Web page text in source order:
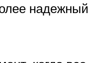
надежный